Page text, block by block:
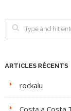
ARTICLES RÉCENTS
rockalu
Costa a Costa